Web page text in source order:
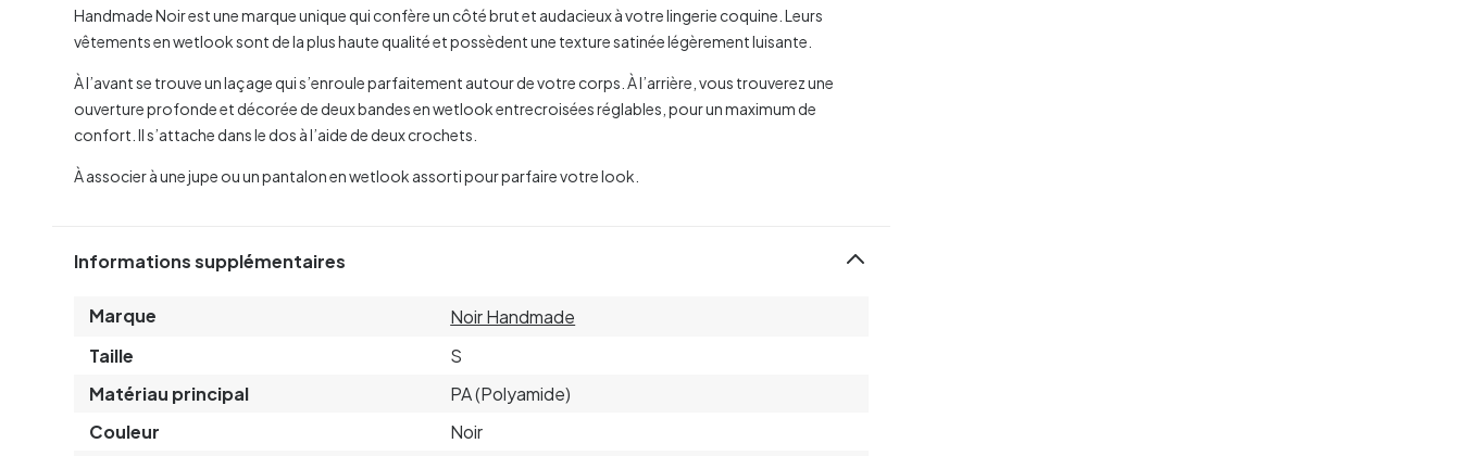
Handmade Noir est une marque unique qui confère un côté brut et audacieux à votre lingerie coquine. Leurs
vêtements en wetlook sont de la plus haute qualité et possèdent une texture satinée légèrement luisante.
À l’avant se trouve un laçage qui s’enroule parfaitement autour de votre corps. À l’arrière, vous trouverez une
ouverture profonde et décorée de deux bandes en wetlook entrecroisées réglables, pour un maximum de
confort. Il s’attache dans le dos à l’aide de deux crochets.
À associer à une jupe ou un pantalon en wetlook assorti pour parfaire votre look.
Informations supplémentaires
Marque
Noir Handmade
Taille
S
Matériau principal
PA (Polyamide)
Couleur
Noir